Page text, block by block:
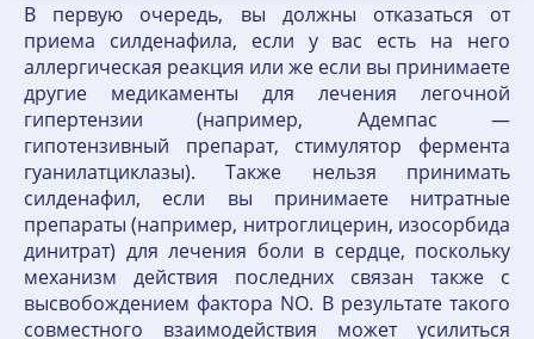
В первую очередь, вы должны отказаться от
приема силденафила, если у вас есть на него
аллергическая реакция или же если вы принимаете
другие медикаменты для лечения легочной
гипертензии (например, Адемпас —
гипотензивный препарат, стимулятор фермента
гуанилатциклазы). Также нельзя принимать
силденафил, если вы принимаете нитратные
препараты (например, нитроглицерин, изосорбида
динитрат) для лечения боли в сердце, поскольку
механизм действия последних связан также с
высвобождением фактора NO. В результате такого
совместного взаимодействия может усилиться